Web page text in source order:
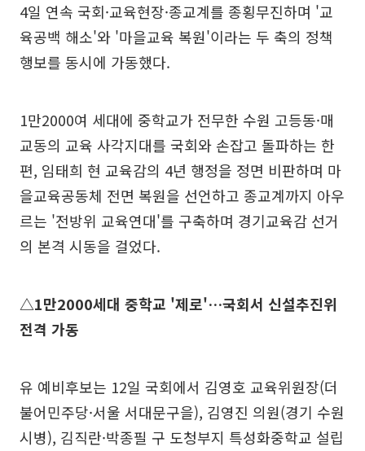
4일 연속 국회·교육현장·종교계를 종횡무진하며 '교
육공백 해소'와 '마을교육 복원'이라는 두 축의 정책
행보를 동시에 가동했다.
1만2000여 세대에 중학교가 전무한 수원 고등동·매
교동의 교육 사각지대를 국회와 손잡고 돌파하는 한
편, 임태희 현 교육감의 4년 행정을 정면 비판하며 마
을교육공동체 전면 복원을 선언하고 종교계까지 아우
르는 '전방위 교육연대'를 구축하며 경기교육감 선거
의 본격 시동을 걸었다.
△1만2000세대 중학교 '제로'…국회서 신설추진위
전격 가동
유 예비후보는 12일 국회에서 김영호 교육위원장(더
불어민주당·서울 서대문구을), 김영진 의원(경기 수원
시병), 김직란·박종필 구 도청부지 특성화중학교 설립